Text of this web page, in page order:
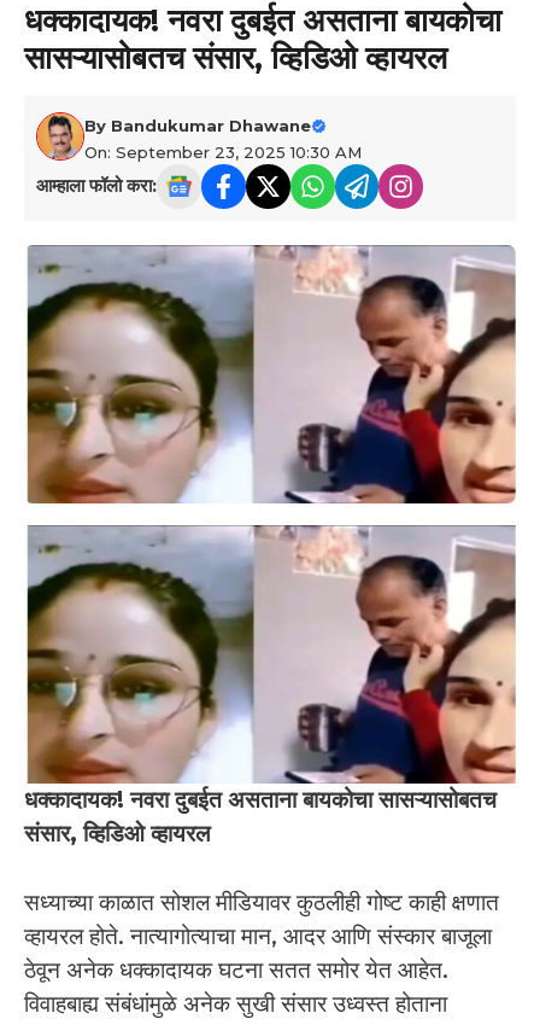
धक्कादायक! नवरा दुबईत असताना बायकोचा
सासऱ्यासोबतच संसार, व्हिडिओ व्हायरल
By Bandukumar Dhawane
On: September 23, 2025 10:30 AM
आम्हाला फॉलो करा:
धक्कादायक! नवरा दुबईत असताना बायकोचा सासऱ्यासोबतच
संसार, व्हिडिओ व्हायरल
सध्याच्या काळात सोशल मीडियावर कुठलीही गोष्ट काही क्षणात
व्हायरल होते. नात्यागोत्याचा मान, आदर आणि संस्कार बाजूला
ठेवून अनेक धक्कादायक घटना सतत समोर येत आहेत.
विवाहबाह्य संबंधांमुळे अनेक सुखी संसार उध्वस्त होताना